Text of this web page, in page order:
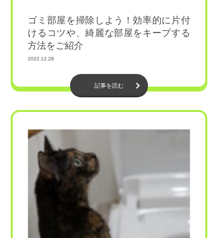
ゴミ部屋を掃除しよう！効率的に片付
けるコツや、綺麗な部屋をキープする
方法をご紹介
2022.12.28
記事を読む